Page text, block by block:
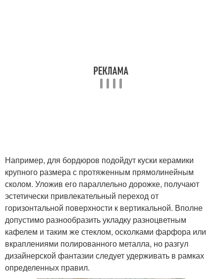
Например, для бордюров подойдут куски керамики
крупного размера с протяженным прямолинейным
сколом. Уложив его параллельно дорожке, получают
эстетически привлекательный переход от
горизонтальной поверхности к вертикальной. Вполне
допустимо разнообразить укладку разноцветным
кафелем и таким же стеклом, осколками фарфора или
вкраплениями полированного металла, но разгул
дизайнерской фантазии следует удерживать в рамках
определенных правил.